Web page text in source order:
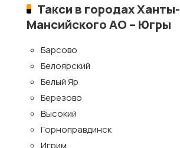
Такси в городах Ханты-
Мансийского АО – Югры
Барсово
Белоярский
Белый Яр
Березово
Высокий
Горноправдинск
Игрим